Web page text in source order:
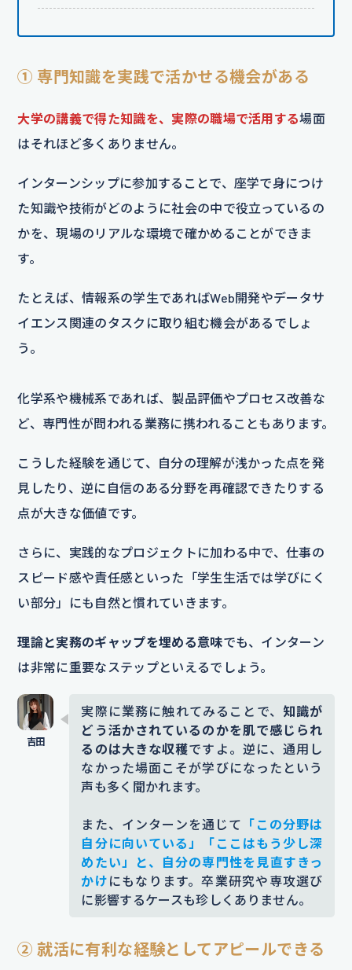
① 専門知識を実践で活かせる機会がある
大学の講義で得た知識を、実際の職場で活用する場面
はそれほど多くありません。
インターンシップに参加することで、座学で身につけ
た知識や技術がどのように社会の中で役立っているの
かを、現場のリアルな環境で確かめることができま
す。
たとえば、情報系の学生であればWeb開発やデータサ
イエンス関連のタスクに取り組む機会があるでしょ
う。
化学系や機械系であれば、製品評価やプロセス改善な
ど、専門性が問われる業務に携われることもあります。
こうした経験を通じて、自分の理解が浅かった点を発
見したり、逆に自信のある分野を再確認できたりする
点が大きな価値です。
さらに、実践的なプロジェクトに加わる中で、仕事の
スピード感や責任感といった「学生生活では学びにく
い部分」にも自然と慣れていきます。
理論と実務のギャップを埋める意味でも、インターン
は非常に重要なステップといえるでしょう。
実際に業務に触れてみることで、 知識が
どう活かされているのかを肌で感じられ
るのは大きな収穫ですよ。逆に、通用し
なかった場面こそが学びになったという
声も多く聞かれます。
また、インターンを通じて
「この分野は
自分に向いている」「ここはもう少し深
めたい」と、自分の専門性を見直すきっ
かけ にもなります。卒業研究や専攻選び
に影響するケースも珍しくありません。
② 就活に有利な経験としてアピールできる